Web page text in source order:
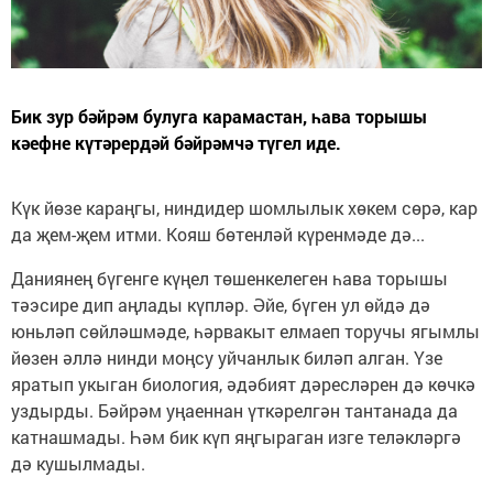
Бик зур бәйрәм булуга карамастан, һава торышы
кәефне күтәрердәй бәйрәмчә түгел иде.
Күк йөзе караңгы, ниндидер шомлылык хөкем сөрә, кар
да җем-җем итми. Кояш бөтенләй күренмәде дә...
Даниянең бүгенге күңел төшенкелеген һава торышы
тәэсире дип аңлады күпләр. Әйе, бүген ул өйдә дә
юньләп сөйләшмәде, һәрвакыт елмаеп торучы ягымлы
йөзен әллә нинди моңсу уйчанлык биләп алган. Үзе
яратып укыган биология, әдәбият дәресләрен дә көчкә
уздырды. Бәйрәм уңаеннан үткәрелгән тантанада да
катнашмады. Һәм бик күп яңгыраган изге теләкләргә
дә кушылмады.